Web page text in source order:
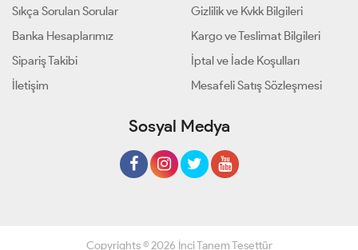
Sıkça Sorulan Sorular
Banka Hesaplarımız
Sipariş Takibi
İletişim
Gizlilik ve Kvkk Bilgileri
Kargo ve Teslimat Bilgileri
İptal ve İade Koşulları
Mesafeli Satış Sözleşmesi
Sosyal Medya
Copyrights © 2026 İnci Tanem Tesettür